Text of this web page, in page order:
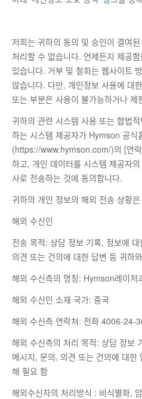
저희는 귀하의 동의 및 승인이 결여
처리할 수 없습니다. 언제든지 제공
있습니다. 거부 및 철회는 웹사이트
않습니다. 다만, 개인정보 사용에 대
또는 부분은 사용이 불가능하거나 제
귀하의 관련 시스템 사용 또는 합법
하는 시스템 제공자가 Hymson 공식
(https://www.hymson.com/)의 [연
하고, 개인 데이터를 시스템 제공자
사로 전송하는 것에 동의합니다.
귀하의 개인 정보의 해외 전송 상황
해외 수신인
전송 목적: 상담 정보 기록, 정보에
의견 또는 건의에 대한 답변 등 귀하
해외 수신측의 명칭: Hymson레이저
해외 수신인 소재 국가: 중국
해외 수신측 연락처: 전화 4006-24-
해외 수신측의 처리 목적: 상담 정보
메시지, 문의, 의견 또는 건의에 대한
해 필요 함
해외수신자의 처리방식 : 비식별화,